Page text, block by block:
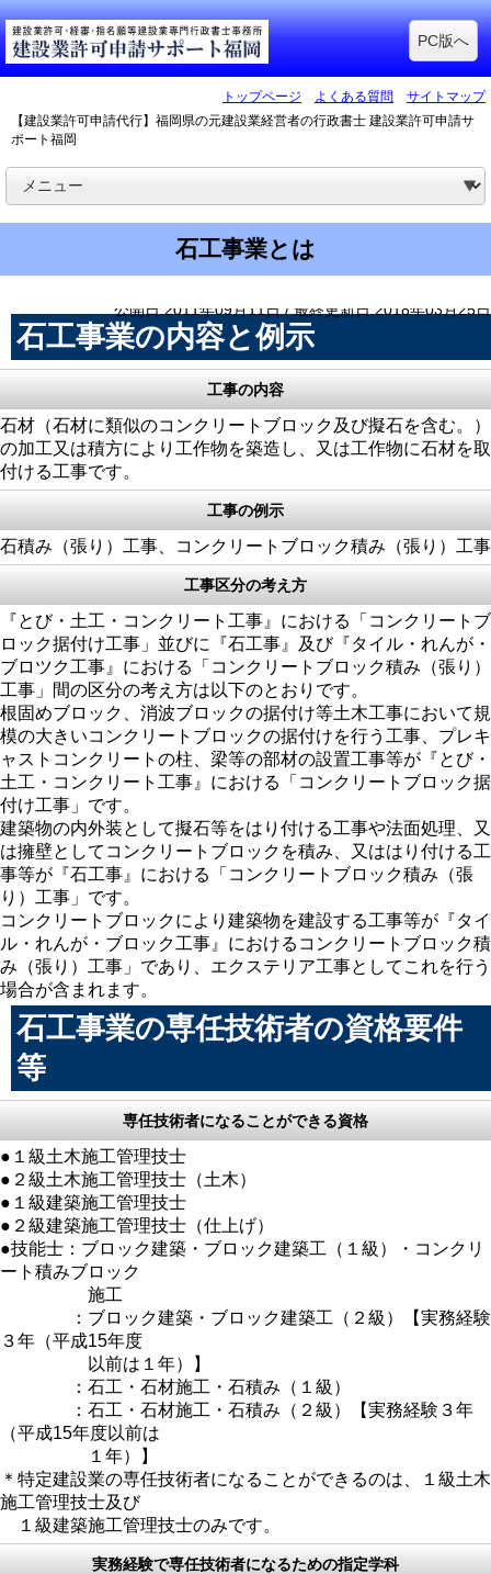
PC版へ
トップページ よくある質問
サイトマップ
【建設業許可申請代行】福岡県の元建設業経営者の行政書士 建設業許可申請サ
ポート福岡
石工事業とは
公開日:2011年09月11日 / 最終更新日:2018年03月25日
石工事業の内容と例示
工事の内容
石材（石材に類似のコンクリートブロック及び擬石を含む。）
の加工又は積方により工作物を築造し、又は工作物に石材を取
付ける工事です。
工事の例示
石積み（張り）工事、コンクリートブロック積み（張り）工事
工事区分の考え方
『とび・土工・コンクリート工事』における「コンクリートブ
ロック据付け工事」並びに『石工事』及び『タイル・れんが・
ブロツク工事』における「コンクリートブロック積み（張り）
工事」間の区分の考え方は以下のとおりです。
根固めブロック、消波ブロックの据付け等土木工事において規
模の大きいコンクリートブロックの据付けを行う工事、プレキ
ャストコンクリートの柱、梁等の部材の設置工事等が『とび・
土工・コンクリート工事』における「コンクリートブロック据
付け工事」です。
建築物の内外装として擬石等をはり付ける工事や法面処理、又
は擁壁としてコンクリートブロックを積み、又ははり付ける工
事等が『石工事』における「コンクリートブロック積み（張
り）工事」です。
コンクリートブロックにより建築物を建設する工事等が『タイ
ル・れんが・ブロック工事』におけるコンクリートブロック積
み（張り）工事」であり、エクステリア工事としてこれを行う
場合が含まれます。
石工事業の専任技術者の資格要件
等
専任技術者になることができる資格
●１級土木施工管理技士
●２級土木施工管理技士（土木）
●１級建築施工管理技士
●２級建築施工管理技士（仕上げ）
●技能士：ブロック建築・ブロック建築工（１級）・コンクリ
ート積みブロック
施工
：ブロック建築・ブロック建築工（２級）【実務経験
３年（平成15年度
以前は１年）】
：石工・石材施工・石積み（１級）
：石工・石材施工・石積み（２級）【実務経験３年
（平成15年度以前は
１年）】
＊特定建設業の専任技術者になることができるのは、１級土木
施工管理技士及び
１級建築施工管理技士のみです。
実務経験で専任技術者になるための指定学科